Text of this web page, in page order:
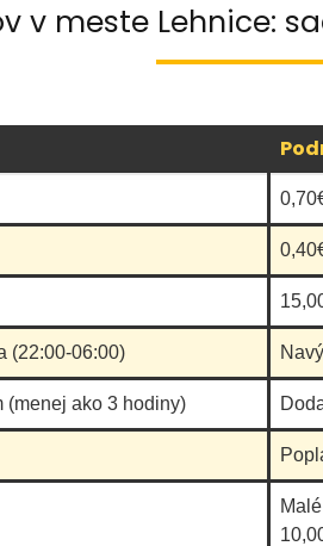
v meste Lehnice:
(22:00-06:00)
(menej ako 3 hodiny)